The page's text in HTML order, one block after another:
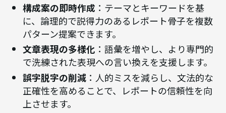
構成案の即時作成 ：テーマとキーワードを基
に、論理的で説得力のあるレポート骨子を複数
パターン提案できます。
文章表現の多様化 ：語彙を増やし、より専門的
で洗練された表現への言い換えを支援します。
誤字脱字の削減：人的ミスを減らし、文法的な
正確性を高めることで、レポートの信頼性を向
上させます。